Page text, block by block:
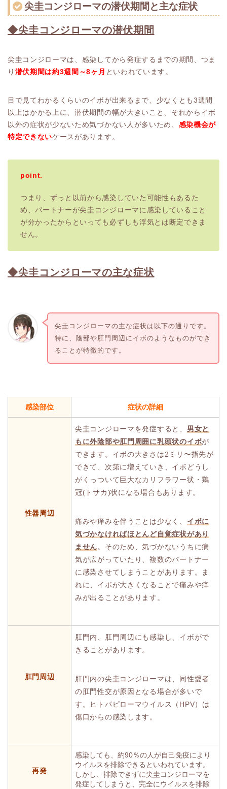
尖圭コンジローマの潜伏期間と主な症状
◆尖圭コンジローマの潜伏期間
尖圭コンジローマは、感染してから発症するまでの期間、つま
り 潜伏期間は約3週間～8ヶ月 といわれています。
目で見てわかるくらいのイボが出来るまで、少なくとも3週間
以上はかかる上に、潜伏期間の幅が大きいこと、それからイボ
以外の症状が少ないため気づかない人が多いため、 感染機会が
特定できないケースがあります。
point.
つまり、ずっと以前から感染していた可能性もあるた
め、パートナーが尖圭コンジローマに感染していること
が分かったからといっても必ずしも浮気とは断定できま
せん。
◆尖圭コンジローマの主な症状
尖圭コンジローマの主な症状は以下の通りです。
特に、陰部や肛門周辺にイボのようなものができ
ることが特徴的です。
感染部位 症状の詳細
性器周辺
尖圭コンジローマを発症すると、 男女と
もに外陰部や肛門周囲に乳頭状のイボが
できます。イボの大きさは2ミリ〜指先が
できて、次第に増えていき、イボどうし
がくっついて巨大なカリフラワー状・鶏
冠(トサカ)状になる場合もあります。
痛みや痒みを伴うことは少なく、 イボに
気づかなければほとんど自覚症状があり
ません。そのため、気づかないうちに病
気が広がっていたり、複数のパートナー
に感染させてしまうことがあります。ま
れに、イボが大きくなることで痛みや痒
みが出ることがあります。
肛門周辺
肛門内、肛門周辺にも感染し、イボがで
きることがあります。
肛門内の尖圭コンジローマは、同性愛者
の肛門性交が原因となる場合が多いで
す。ヒトパピローマウイルス（HPV）は
傷口からの感染します。
再発
感染しても、約90％の人が自己免疫により
ウイルスを排除できるといわれています。
しかし、排除できずに尖圭コンジローマを
発症してしまうと、完全にウイルスを排除